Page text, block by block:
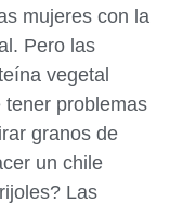
mujeres con la
Pero las
vegetal
problemas
granos de
un chile
Las